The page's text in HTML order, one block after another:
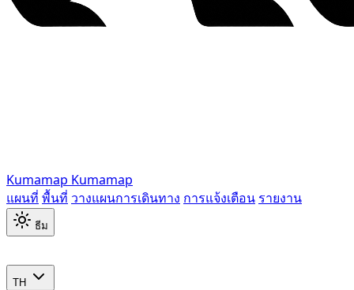
Kumamap Kumamap
แผนที่ พื้นที่ วางแผนการเดินทาง การแจ้งเตือน รายงาน
ธีม
TH